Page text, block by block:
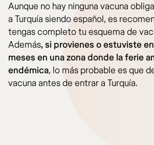
Aunque no hay ninguna vacuna
a Turquía siendo español, es
tengas completo tu esquema de
Además, si provienes o estuviste
meses en una zona donde la ferie
endémica, lo más probable es que
vacuna antes de entrar a Turquía.